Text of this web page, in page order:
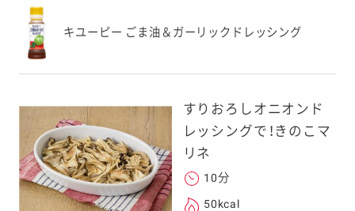
スマートフォン
メールをお送りい
のメールアドレス
」を受信を許可
ドメイン指定受信
します。
レスは、本サービ
。当社はこの情報
ことはございませ
キユーピー ごま油＆ガーリックドレッシング
すりおろしオニオンド
レッシングで！きのこマ
リネ
10分
50kcal